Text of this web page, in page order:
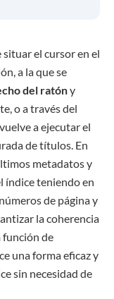
el cursor en el
a la que se
del ratóny
o a través del
a ejecutar el
de títulos. En
metadatos y
índice teniendo en
de página y
la coherencia
función de
una forma eficaz y
sin necesidad de